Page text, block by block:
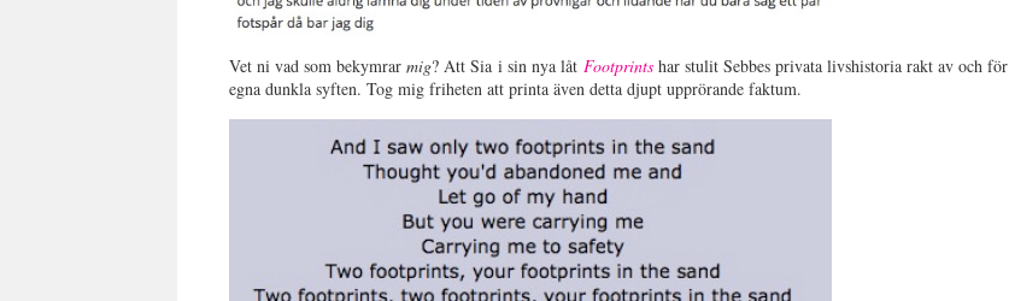
Vet ni vad som bekymrarmig? Att Sia i sin nya låtFootprints har stulit Sebbes privata livshistoria rakt av och för
egna dunkla syften. Tog mig friheten att printa även detta djupt upprörande faktum.